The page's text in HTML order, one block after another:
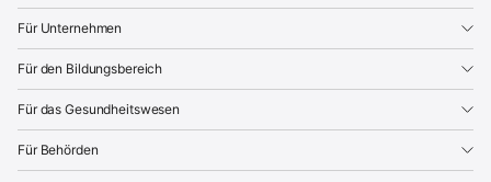
Für Unternehmen
Für den Bildungsbereich
Für das Gesundheitswesen
Für Behörden